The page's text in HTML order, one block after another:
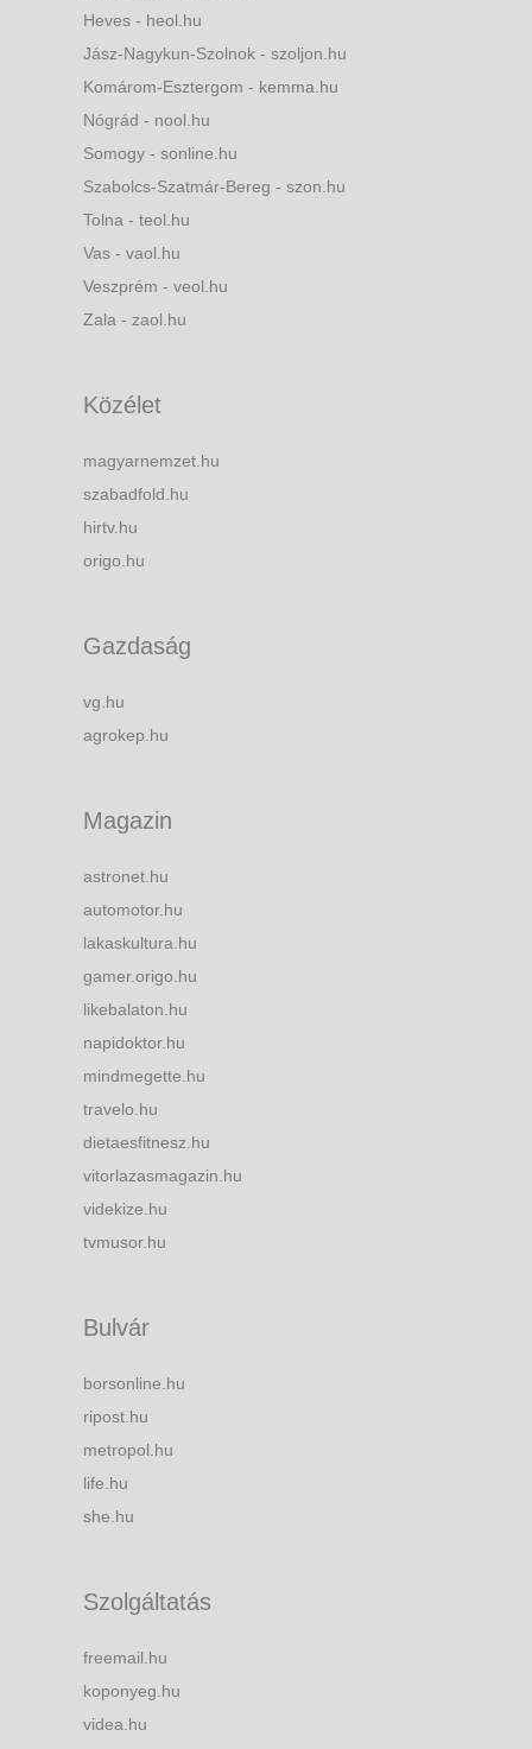
Heves - heol.hu
Jász-Nagykun-Szolnok - szoljon.hu
Komárom-Esztergom - kemma.hu
Nógrád - nool.hu
Somogy - sonline.hu
Szabolcs-Szatmár-Bereg - szon.hu
Tolna - teol.hu
Vas - vaol.hu
Veszprém - veol.hu
Zala - zaol.hu
Közélet
magyarnemzet.hu
szabadfold.hu
hirtv.hu
origo.hu
Gazdaság
vg.hu
agrokep.hu
Magazin
astronet.hu
automotor.hu
lakaskultura.hu
gamer.origo.hu
likebalaton.hu
napidoktor.hu
mindmegette.hu
travelo.hu
dietaesfitnesz.hu
vitorlazasmagazin.hu
videkize.hu
tvmusor.hu
Bulvár
borsonline.hu
ripost.hu
metropol.hu
life.hu
she.hu
Szolgáltatás
freemail.hu
koponyeg.hu
videa.hu